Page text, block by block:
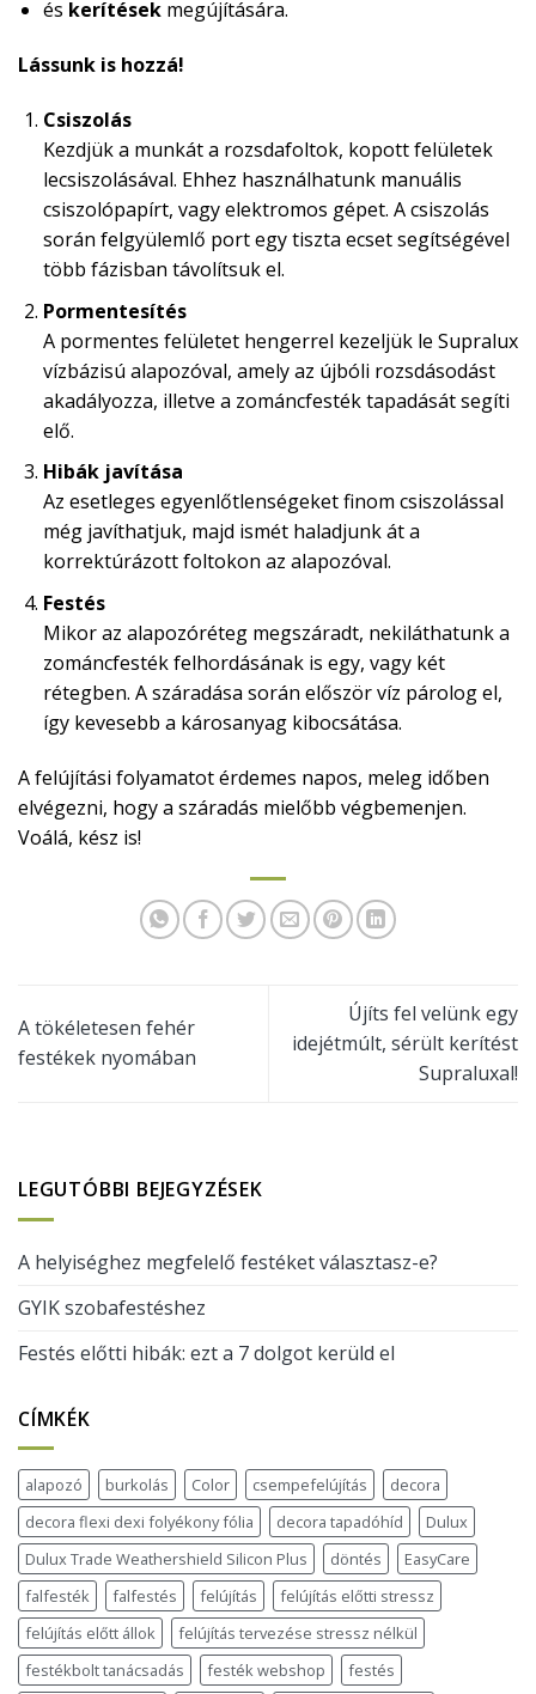
és kerítésekmegújítására.
Lássunk is hozzá!
Csiszolás
Kezdjük a munkát a rozsdafoltok, kopott felületek
lecsiszolásával. Ehhez használhatunk manuális
csiszolópapírt, vagy elektromos gépet. A csiszolás
során felgyülemlő port egy tiszta ecset segítségével
több fázisban távolítsuk el.
Pormentesítés
A pormentes felületet hengerrel kezeljük le Supralux
vízbázisú alapozóval, amely az újbóli rozsdásodást
akadályozza, illetve a zománcfesték tapadását segíti
elő.
Hibák javítása
Az esetleges egyenlőtlenségeket finom csiszolással
még javíthatjuk, majd ismét haladjunk át a
korrektúrázott foltokon az alapozóval.
Festés
Mikor az alapozóréteg megszáradt, nekiláthatunk a
zománcfesték felhordásának is egy, vagy két
rétegben. A száradása során először víz párolog el,
így kevesebb a károsanyag kibocsátása.
A felújítási folyamatot érdemes napos, meleg időben
elvégezni, hogy a száradás mielőbb végbemenjen.
Voálá, kész is!
A tökéletesen fehér
festékek nyomában
Újíts fel velünk egy
idejétmúlt, sérült kerítést
Supraluxal!
LEGUTÓBBI BEJEGYZÉSEK
A helyiséghez megfelelő festéket választasz-e?
GYIK szobafestéshez
Festés előtti hibák: ezt a 7 dolgot kerüld el
CÍMKÉK
alapozó burkolás Color csempefelújítás
decora
decora flexi dexi folyékony fólia
decora tapadóhíd
Dulux
Dulux Trade Weathershield Silicon Plus
döntés
EasyCare
falfesték
falfestés felújítás
felújítás előtti stressz
felújítás előtt állok
felújítás tervezése stressz nélkül
festékbolt tanácsadás
festék webshop festés